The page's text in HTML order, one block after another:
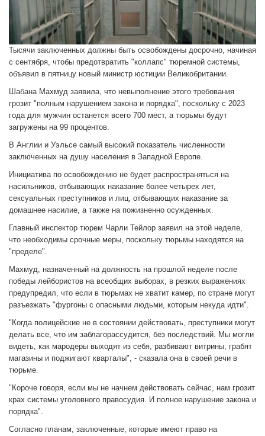
Тысячи заключенных должны быть освобождены досрочно, начиная
с сентября, чтобы предотвратить "коллапс" тюремной системы,
объявил в пятницу новый министр юстиции Великобритании.
Шабана Махмуд заявила, что невыполнение этого требования
грозит "полным нарушением закона и порядка", поскольку с 2023
года для мужчин останется всего 700 мест, а тюрьмы будут
загружены на 99 процентов.
В Англии и Уэльсе самый высокий показатель численности
заключенных на душу населения в Западной Европе.
Инициатива по освобождению не будет распространяться на
насильников, отбывающих наказание более четырех лет,
сексуальных преступников и лиц, отбывающих наказание за
домашнее насилие, а также на пожизненно осужденных.
Главный инспектор тюрем Чарли Тейлор заявил на этой неделе,
что необходимы срочные меры, поскольку тюрьмы находятся на
"пределе".
Махмуд, назначенный на должность на прошлой неделе после
победы лейбористов на всеобщих выборах, в резких выражениях
предупредил, что если в тюрьмах не хватит камер, по стране могут
разъезжать "фургоны с опасными людьми, которым некуда идти".
"Когда полицейские не в состоянии действовать, преступники могут
делать все, что им заблагорассудится, без последствий. Мы могли
видеть, как мародеры выходят из себя, разбивают витрины, грабят
магазины и поджигают кварталы", - сказала она в своей речи в
тюрьме.
"Короче говоря, если мы не начнем действовать сейчас, нам грозит
крах системы уголовного правосудия. И полное нарушение закона и
порядка".
Согласно планам, заключенные, которые имеют право на